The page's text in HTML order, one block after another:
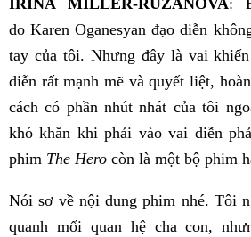
do Karen Oganesyan đạo diễn
tay của tôi. Nhưng đây là vai
diễn rất mạnh mẽ và quyết liệt,
cách có phần nhút nhát của tôi
khó khăn khi phải vào vai diễn
phim The Hero còn là một bộ phim
Nói sơ về nội dung phim nhé. Tôi
quanh mối quan hệ cha con,